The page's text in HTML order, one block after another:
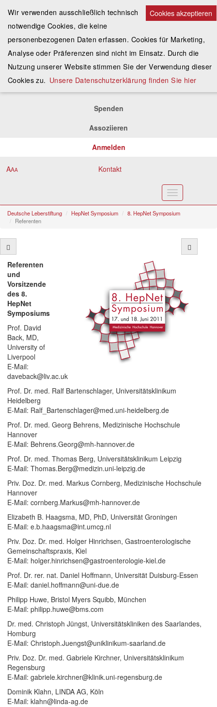
Spenden
Assoziieren
Anmelden
AAA Kontakt
Toggle
navigation
Deutsche Leberstiftung HepNet Symposium
8. HepNet Symposium
Referenten
Referenten
und
Vorsitzende
des 8.
HepNet
Symposiums
Prof. David
Back, MD,
University of
Liverpool
E-Mail:
daveback@liv.ac.uk
Prof. Dr. med. Ralf Bartenschlager, Universitätsklinikum
Heidelberg
E-Mail: Ralf_Bartenschlager@med.uni-heidelberg.de
Prof. Dr. med. Georg Behrens, Medizinische Hochschule
Hannover
E-Mail: Behrens.Georg@mh-hannover.de
Prof. Dr. med. Thomas Berg, Universitätsklinikum Leipzig
E-Mail: Thomas.Berg@medizin.uni-leipzig.de
Priv. Doz. Dr. med. Markus Cornberg, Medizinische Hochschule
Hannover
E-Mail: cornberg.Markus@mh-hannover.de
Elizabeth B. Haagsma, MD, PhD, Universität Groningen
E-Mail: e.b.haagsma@int.umcg.nl
Priv. Doz. Dr. med. Holger Hinrichsen, Gastroenterologische
Gemeinschaftspraxis, Kiel
E-Mail: holger.hinrichsen@gastroenterologie-kiel.de
Prof. Dr. rer. nat. Daniel Hoffmann, Universität Duisburg-Essen
E-Mail: daniel.hoffmann@uni-due.de
Philipp Huwe, Bristol Myers Squibb, München
E-Mail: philipp.huwe@bms.com
Dr. med. Christoph Jüngst, Universitätskliniken des Saarlandes,
Homburg
E-Mail: Christoph.Juengst@uniklinikum-saarland.de
Priv. Doz. Dr. med. Gabriele Kirchner, Universitätsklinikum
Regensburg
E-Mail: gabriele.kirchner@klinik.uni-regensburg.de
Dominik Klahn, LINDA AG, Köln
E-Mail: klahn@linda-ag.de
Cookies akzeptieren
Wir verwenden ausschließlich technisch
notwendige Cookies, die keine
personenbezogenen Daten erfassen. Cookies für Marketing,
Analyse oder Präferenzen sind nicht im Einsatz. Durch die
Nutzung unserer Website stimmen Sie der Verwendung dieser
Cookies zu. Unsere Datenschutzerklärung finden Sie hier